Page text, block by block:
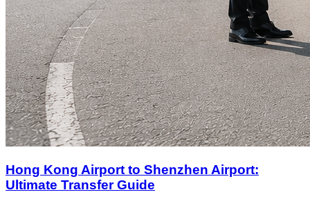
Hong Kong Airport to Shenzhen Airport:
Ultimate Transfer Guide